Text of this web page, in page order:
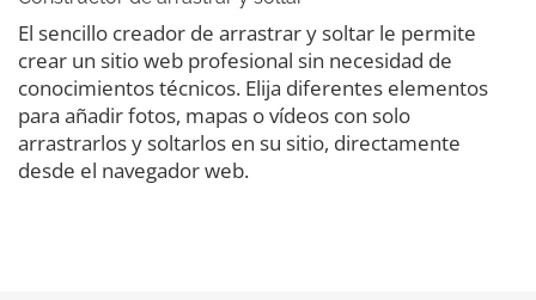
El sencillo creador de arrastrar y soltar le permite
crear un sitio web profesional sin necesidad de
conocimientos técnicos. Elija diferentes elementos
para añadir fotos, mapas o vídeos con solo
arrastrarlos y soltarlos en su sitio, directamente
desde el navegador web.